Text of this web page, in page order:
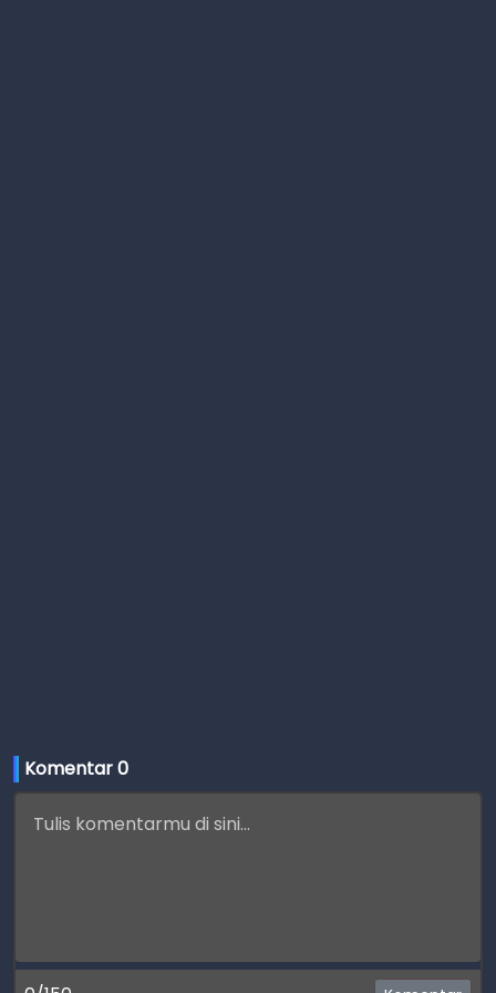
Komentar 0